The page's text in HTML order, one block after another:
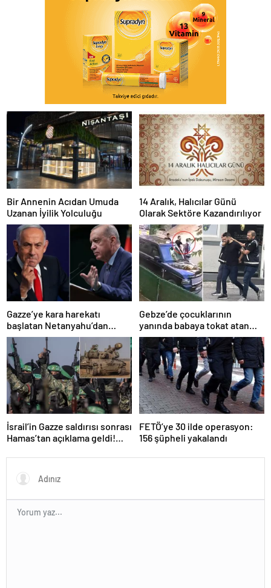
Bir Annenin Acıdan Umuda
Uzanan İyilik Yolculuğu
14 Aralık, Halıcılar Günü
Olarak Sektöre Kazandırılıyor
Gazze’ye kara harekatı
başlatan Netanyahu’dan
Erdoğan’a küstah sözler
Gebze’de çocuklarının
yanında babaya tokat atan
sürücü tutuklandı
İsrail’in Gazze saldırısı sonrası
Hamas’tan açıklama geldi!
FETÖ’ye 30 ilde operasyon:
156 şüpheli yakalandı